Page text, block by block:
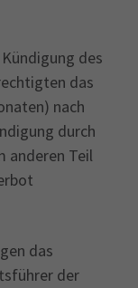
des
das
nach
durch
anderen Teil
das
der